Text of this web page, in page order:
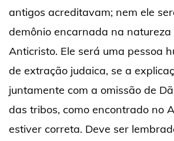
antigos acreditavam; nem ele
demônio encarnada na
Anticristo. Ele será uma pessoa
de extração judaica, se a
juntamente com a omissão de
das tribos, como encontrado no
estiver correta. Deve ser